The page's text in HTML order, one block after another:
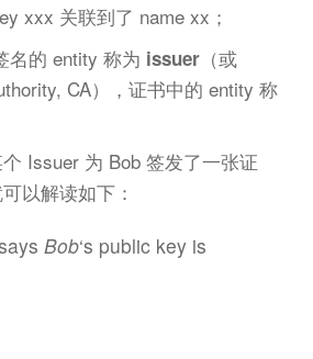
xxx 关联到了 name xx；
名的 entity 称为 issuer （或
CA），证书中的 entity 称
Issuer 为 Bob 签发了一张证
以解读如下：
Bob‘s public key is